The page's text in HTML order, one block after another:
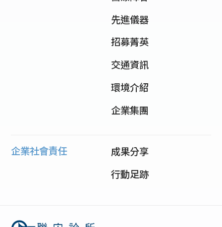
先進儀器
招募菁英
交通資訊
環境介紹
企業集團
企業社會責任
成果分享
行動足跡